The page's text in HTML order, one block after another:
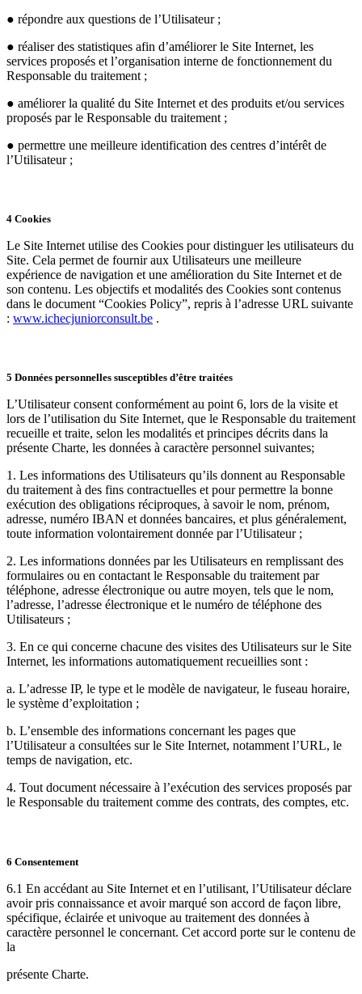
● répondre aux questions de l’Utilisateur ;
● réaliser des statistiques afin d’améliorer le Site Internet, les
services proposés et l’organisation interne de fonctionnement du
Responsable du traitement ;
● améliorer la qualité du Site Internet et des produits et/ou services
proposés par le Responsable du traitement ;
● permettre une meilleure identification des centres d’intérêt de
l’Utilisateur ;
4 Cookies
Le Site Internet utilise des Cookies pour distinguer les utilisateurs du
Site. Cela permet de fournir aux Utilisateurs une meilleure
expérience de navigation et une amélioration du Site Internet et de
son contenu. Les objectifs et modalités des Cookies sont contenus
dans le document “Cookies Policy”, repris à l’adresse URL suivante
: www.ichecjuniorconsult.be .
5 Données personnelles susceptibles d’être traitées
L’Utilisateur consent conformément au point 6, lors de la visite et
lors de l’utilisation du Site Internet, que le Responsable du traitement
recueille et traite, selon les modalités et principes décrits dans la
présente Charte, les données à caractère personnel suivantes;
1. Les informations des Utilisateurs qu’ils donnent au Responsable
du traitement à des fins contractuelles et pour permettre la bonne
exécution des obligations réciproques, à savoir le nom, prénom,
adresse, numéro IBAN et données bancaires, et plus généralement,
toute information volontairement donnée par l’Utilisateur ;
2. Les informations données par les Utilisateurs en remplissant des
formulaires ou en contactant le Responsable du traitement par
téléphone, adresse électronique ou autre moyen, tels que le nom,
l’adresse, l’adresse électronique et le numéro de téléphone des
Utilisateurs ;
3. En ce qui concerne chacune des visites des Utilisateurs sur le Site
Internet, les informations automatiquement recueillies sont :
a. L’adresse IP, le type et le modèle de navigateur, le fuseau horaire,
le système d’exploitation ;
b. L’ensemble des informations concernant les pages que
l’Utilisateur a consultées sur le Site Internet, notamment l’URL, le
temps de navigation, etc.
4. Tout document nécessaire à l’exécution des services proposés par
le Responsable du traitement comme des contrats, des comptes, etc.
6 Consentement
6.1 En accédant au Site Internet et en l’utilisant, l’Utilisateur déclare
avoir pris connaissance et avoir marqué son accord de façon libre,
spécifique, éclairée et univoque au traitement des données à
caractère personnel le concernant. Cet accord porte sur le contenu de
la
présente Charte.